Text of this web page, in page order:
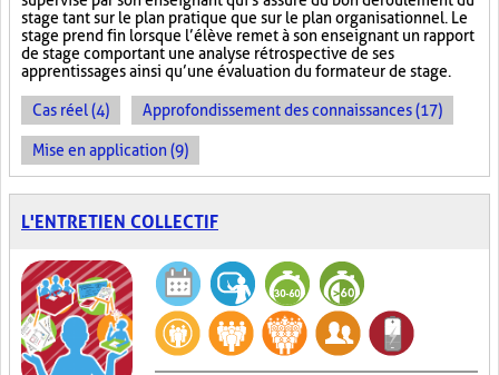
stage tant sur le plan pratique que sur le plan organisationnel. Le
stage prend fin lorsque l’élève remet à son enseignant un rapport
de stage comportant une analyse rétrospective de ses
apprentissages ainsi qu’une évaluation du formateur de stage.
Cas réel (4) Approfondissement des connaissances (17)
Mise en application (9)
L'ENTRETIEN COLLECTIF